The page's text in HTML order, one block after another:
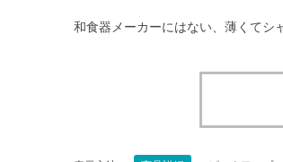
和食器メーカーにはない、薄くてシ